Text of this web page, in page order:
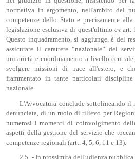
normativa in argomento, nell'ambito del
competenze dello Stato e precisamente
legislazione esclusiva di quest'ultimo exart.
Questo inquadramento, si aggiunge, è del
assicurare il carattere “nazionale” del
unitarietà e coordinamento a livello
svolgere missioni di pace all'estero, e
frammentato in tante particolari
nazionale.
L'Avvocatura conclude sottolineando il
denunciata, di un ruolo di rilievo per
numerosi i momenti di coinvolgimento
aspetti della gestione del servizio che
competenze regionali (artt. 4, 5, 6, 11 e 13).
2.5. - In prossimità dell'udienza